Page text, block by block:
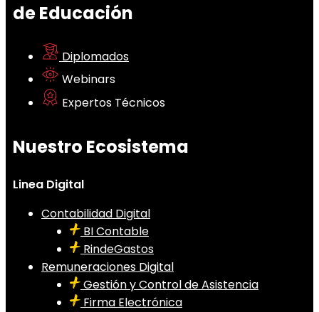
de Educación
Diplomados
Webinars
Expertos Técnicos
Nuestro Ecosistema
Linea Digital
Contabilidad Digital
BI Contable
RindeGastos
Remuneraciones Digital
Gestión y Control de Asistencia
Firma Electrónica